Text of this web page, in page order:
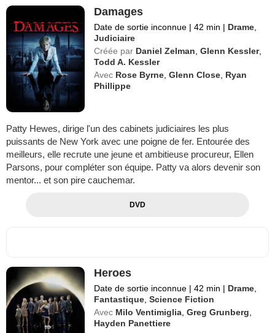
Damages
Date de sortie inconnue | 42 min | Drame,
Judiciaire
Créée par Daniel Zelman,Glenn Kessler,
Todd A. Kessler
Avec Rose Byrne,Glenn Close, Ryan
Phillippe
Patty Hewes, dirige l'un des cabinets judiciaires les plus
puissants de New York avec une poigne de fer. Entourée des
meilleurs, elle recrute une jeune et ambitieuse procureur, Ellen
Parsons, pour compléter son équipe. Patty va alors devenir son
mentor... et son pire cauchemar.
DVD
Heroes
Date de sortie inconnue | 42 min | Drame,
Fantastique,Science Fiction
Avec Milo Ventimiglia,Greg Grunberg,
Hayden Panettiere